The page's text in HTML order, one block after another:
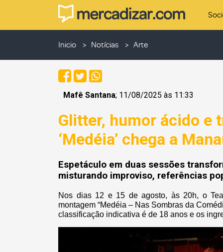
Inicio Notícias Arte
Mafê Santana; 11/08/2025 às 11:33
Glitter, humor ácido e
‘Medéia’ chega a
Espetáculo em duas sessões
misturando improviso, referências
Nos dias 12 e 15 de agosto, às 20h, o
montagem “Medéia – Nas Sombras da
classificação indicativa é de 18 anos e os